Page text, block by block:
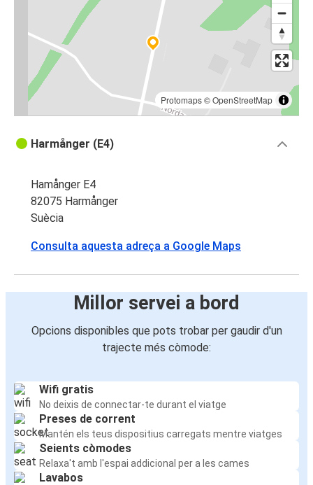
Protomaps©OpenStreetMap
Harmånger (E4)
Hamånger E4
82075 Harmånger
Suècia
Consulta aquesta adreça a Google Maps
Millor servei a bord
Opcions disponibles que pots trobar per gaudir d'un
trajecte més còmode:
Wifi gratis
No deixis de connectar-te durant el viatge
Preses de corrent
Mantén els teus dispositius carregats mentre viatges
Seients còmodes
Relaxa't amb l'espai addicional per a les cames
Lavabos